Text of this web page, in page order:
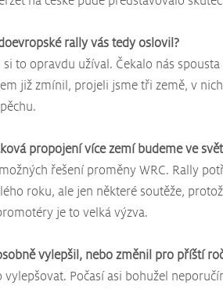
rally vás tedy oslovil?
si to opravdu užíval. Čekalo nás
již zmínil, projeli jsme tři země, v
propojení více zemí budeme ve
řešení proměny WRC. Rally
roku, ale jen některé soutěže,
je to velká výzva.
vylepšil, nebo změnil pro příští
vylepšovat. Počasí asi bohužel